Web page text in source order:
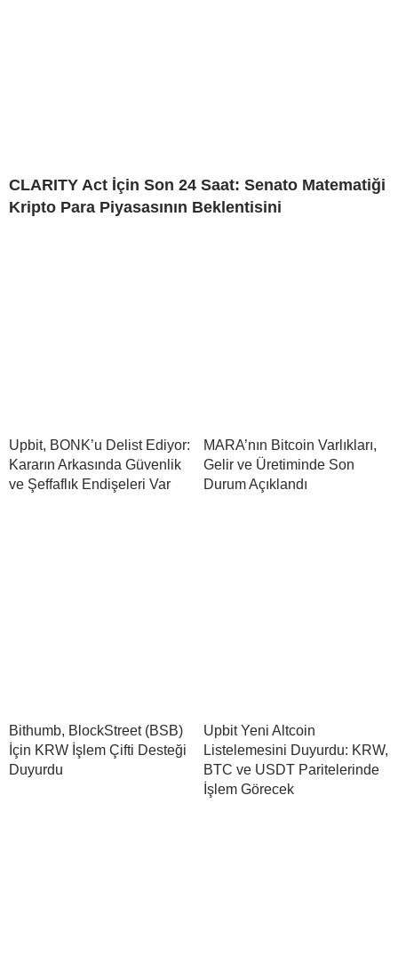
CLARITY Act İçin Son 24 Saat: Senato Matematiği
Kripto Para Piyasasının Beklentisini
Upbit, BONK’u Delist Ediyor:
Kararın Arkasında Güvenlik
ve Şeffaflık Endişeleri Var
MARA’nın Bitcoin Varlıkları,
Gelir ve Üretiminde Son
Durum Açıklandı
Bithumb, BlockStreet (BSB)
İçin KRW İşlem Çifti Desteği
Duyurdu
Upbit Yeni Altcoin
Listelemesini Duyurdu: KRW,
BTC ve USDT Paritelerinde
İşlem Görecek